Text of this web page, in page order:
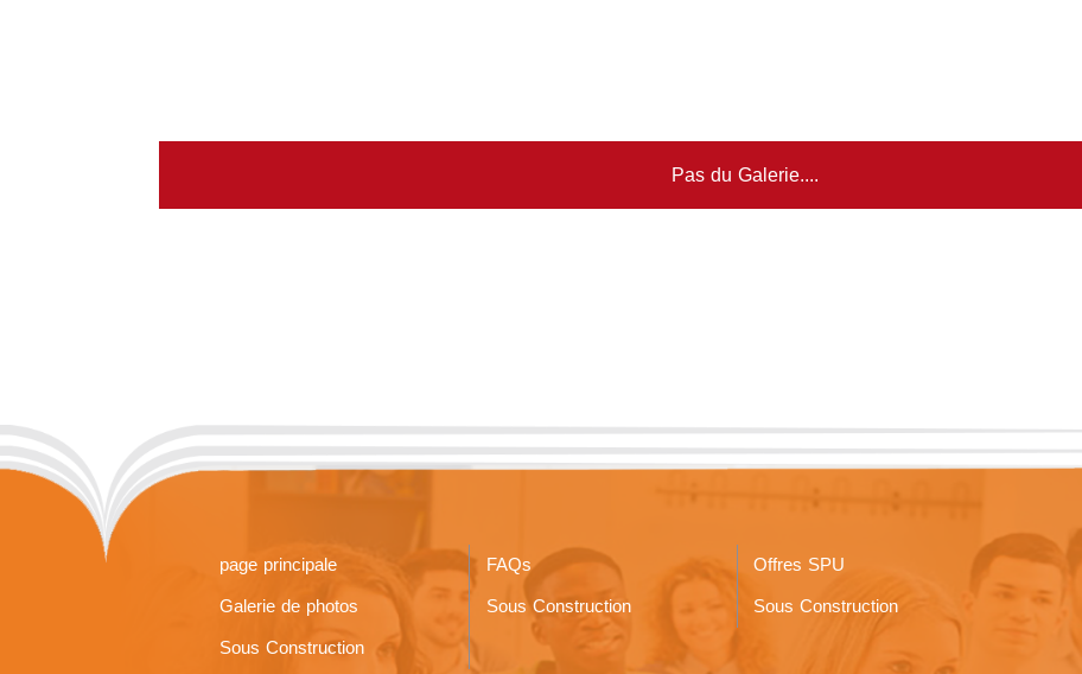
Pas du Galerie....
page principale FAQs
Offres SPU
Galerie de photos
Sous Construction
Sous Construction
Sous Construction